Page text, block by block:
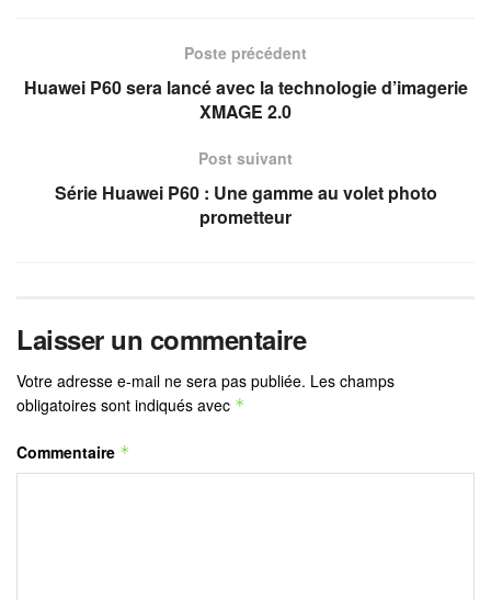
Poste précédent
Huawei P60 sera lancé avec la technologie d’imagerie
XMAGE 2.0
Post suivant
Série Huawei P60 : Une gamme au volet photo
prometteur
Laisser un commentaire
Votre adresse e-mail ne sera pas publiée. Les champs
obligatoires sont indiqués avec *
Commentaire *